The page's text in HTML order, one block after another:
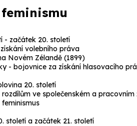
- začátek 20. století
volebního práva
Novém Zélandě (1899)
- bojovnice za získání hlasovacího
20. století
ve společenském a pracovním
století a začátek 21. století